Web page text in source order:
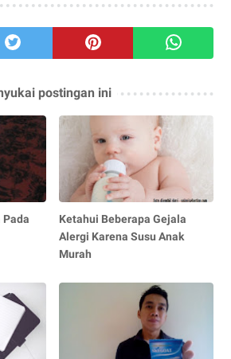
postingan ini
Ketahui Beberapa Gejala
Alergi Karena Susu Anak
Murah